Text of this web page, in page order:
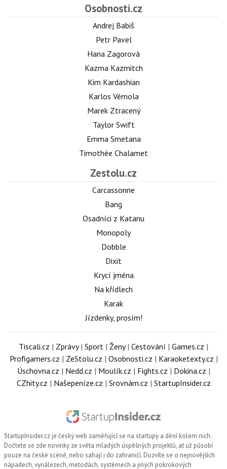
Osobnosti.cz
Andrej Babiš
Petr Pavel
Hana Zagorová
Kazma Kazmitch
Kim Kardashian
Karlos Vémola
Marek Ztracený
Taylor Swift
Emma Smetana
Timothée Chalamet
Zestolu.cz
Carcassonne
Bang
Osadníci z Katanu
Monopoly
Dobble
Dixit
Krycí jména
Na křídlech
Karak
Jízdenky, prosím!
Tiscali.cz | Zprávy| Sport | Ženy| Cestování | Games.cz |
Profigamers.cz | ZeStolu.cz | Osobnosti.cz | Karaoketexty.cz |
Úschovna.cz | Nedd.cz | Moulík.cz | Fights.cz | Dokina.cz |
CZhity.cz | Našepeníze.cz | Srovnám.cz | StartupInsider.cz
StartupInsider.cz je český web zaměřující se na startupy a dění kolem nich.
Dočtete se zde novinky ze světa mladých úspěšných projektů, ať už působí
pouze na české scéně, nebo sahají i do zahraničí. Dozvíte se o nejnovějších
nápadech, vynálezech, metodách, systémech a jiných pokrokových